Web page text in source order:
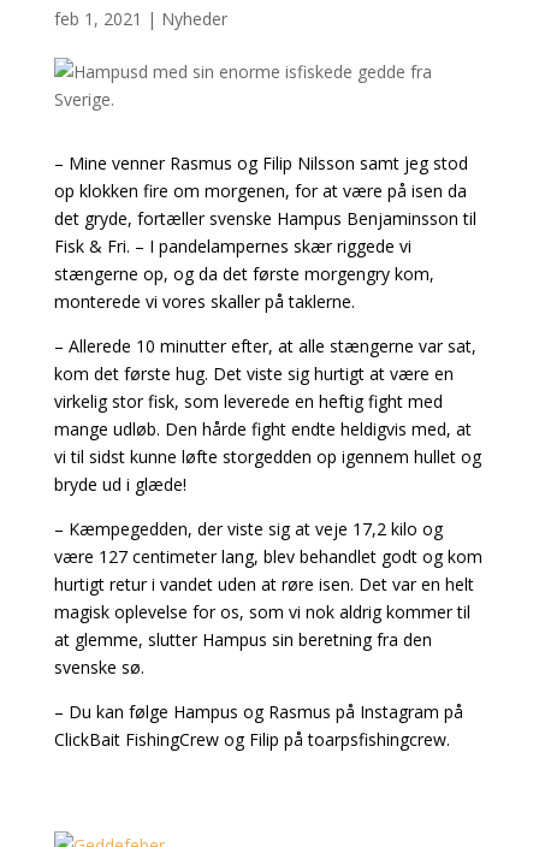
feb 1, 2021 | Nyheder
– Mine venner Rasmus og Filip Nilsson samt jeg stod
op klokken fire om morgenen, for at være på isen da
det gryde, fortæller svenske Hampus Benjaminsson til
Fisk & Fri. – I pandelampernes skær riggede vi
stængerne op, og da det første morgengry kom,
monterede vi vores skaller på taklerne.
– Allerede 10 minutter efter, at alle stængerne var sat,
kom det første hug. Det viste sig hurtigt at være en
virkelig stor fisk, som leverede en heftig fight med
mange udløb. Den hårde fight endte heldigvis med, at
vi til sidst kunne løfte storgedden op igennem hullet og
bryde ud i glæde!
– Kæmpegedden, der viste sig at veje 17,2 kilo og
være 127 centimeter lang, blev behandlet godt og kom
hurtigt retur i vandet uden at røre isen. Det var en helt
magisk oplevelse for os, som vi nok aldrig kommer til
at glemme, slutter Hampus sin beretning fra den
svenske sø.
– Du kan følge Hampus og Rasmus på Instagram på
ClickBait FishingCrew og Filip på toarpsfishingcrew.